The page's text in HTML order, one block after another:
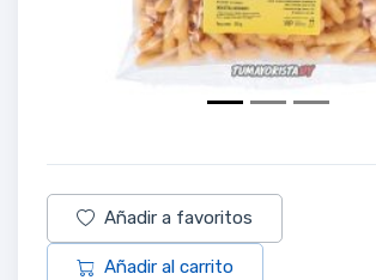
Añadir a favoritos
Añadir al carrito